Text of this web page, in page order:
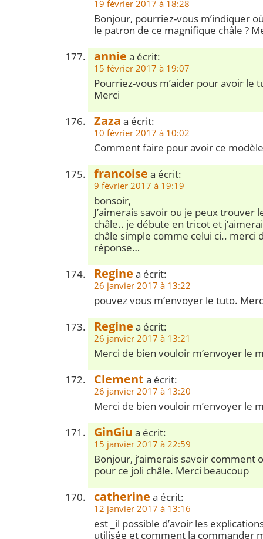
19 février 2017 à 18:28
Bonjour, pourriez-vous m’indiquer
le patron de ce magnifique châle ?
annie a écrit:
15 février 2017 à 19:07
Pourriez-vous m’aider pour avoir le
Merci
Zaza a écrit:
10 février 2017 à 10:02
Comment faire pour avoir ce
francoise a écrit:
9 février 2017 à 19:19
bonsoir,
J’aimerais savoir ou je peux trouver
châle.. je débute en tricot et
châle simple comme celui ci.. merci
réponse…
Regine a écrit:
26 janvier 2017 à 13:22
pouvez vous m’envoyer le tuto.
Regine a écrit:
26 janvier 2017 à 13:21
Merci de bien vouloir m’envoyer le
Clement a écrit:
26 janvier 2017 à 13:20
Merci de bien vouloir m’envoyer le
GinGiu a écrit:
15 janvier 2017 à 22:59
Bonjour, j’aimerais savoir comment
pour ce joli châle. Merci beaucoup
catherine a écrit:
12 janvier 2017 à 13:16
est _il possible d’avoir les
utilisée et comment la commander